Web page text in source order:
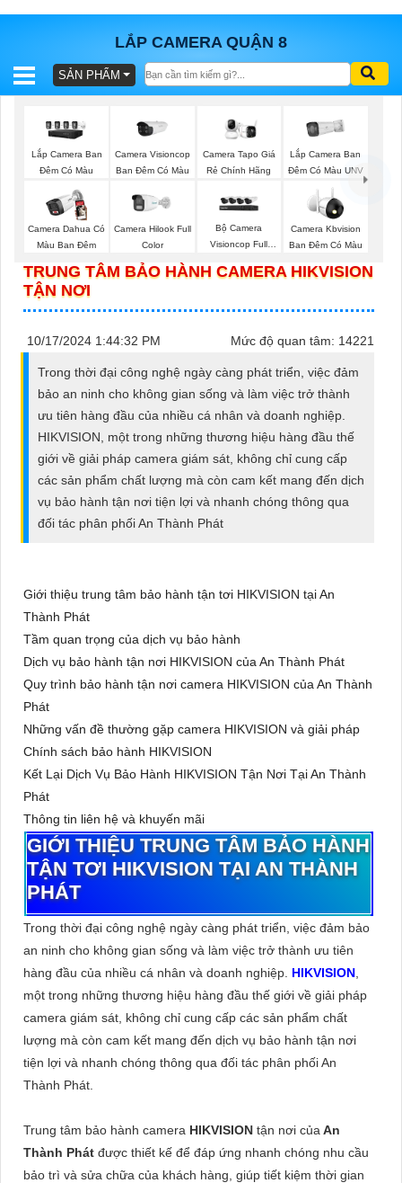
LẮP CAMERA QUẬN 8
BÁO
TRỌN
GÓI
SẢN
TƯ
PHỤ
KIỆN
TƯ
VẤN
DỊCH
VỤ
SẢN PHẨM
Lắp Camera Ban
Đêm Có Màu
Camera Visioncop
Ban Đêm Có Màu
Camera Tapo Giá
Rẻ Chính Hãng
Lắp Camera Ban
Đêm Có Màu UNV
Camera Dahua Có
Màu Ban Đêm
Camera Hilook Full
Color
Bộ Camera
Visioncop Full
Camera Kbvision
Ban Đêm Có Màu
TRUNG TÂM BẢO HÀNH CAMERA HIKVISION
TẬN NƠI
10/17/2024 1:44:32 PM Mức độ quan tâm: 14221
Trong thời đại công nghệ ngày càng phát triển, việc đảm
bảo an ninh cho không gian sống và làm việc trở thành
ưu tiên hàng đầu của nhiều cá nhân và doanh nghiệp.
HIKVISION, một trong những thương hiệu hàng đầu thế
giới về giải pháp camera giám sát, không chỉ cung cấp
các sản phẩm chất lượng mà còn cam kết mang đến dịch
vụ bảo hành tận nơi tiện lợi và nhanh chóng thông qua
đối tác phân phối An Thành Phát
Giới thiệu trung tâm bảo hành tận tơi HIKVISION tại An
Thành Phát
Tầm quan trọng của dịch vụ bảo hành
Dịch vụ bảo hành tận nơi HIKVISION của An Thành Phát
Quy trình bảo hành tận nơi camera HIKVISION của An Thành
Phát
Những vấn đề thường gặp camera HIKVISION và giải pháp
Chính sách bảo hành HIKVISION
Kết Lại Dịch Vụ Bảo Hành HIKVISION Tận Nơi Tại An Thành
Phát
Thông tin liên hệ và khuyến mãi
GIỚI THIỆU TRUNG TÂM BẢO HÀNH
TẬN TƠI HIKVISION TẠI AN THÀNH
PHÁT
Trong thời đại công nghệ ngày càng phát triển, việc đảm bảo
an ninh cho không gian sống và làm việc trở thành ưu tiên
hàng đầu của nhiều cá nhân và doanh nghiệp. HIKVISION
một trong những thương hiệu hàng đầu thế giới về giải pháp
camera giám sát, không chỉ cung cấp các sản phẩm chất
lượng mà còn cam kết mang đến dịch vụ bảo hành tận nơi
tiện lợi và nhanh chóng thông qua đối tác phân phối An
Thành Phát.
Trung tâm bảo hành camera HIKVISION tận nơi của An
Thành Phát được thiết kế để đáp ứng nhanh chóng nhu cầu
bảo trì và sửa chữa của khách hàng, giúp tiết kiệm thời gian